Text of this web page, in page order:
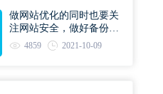
做网站优化的同时也要关
注网站安全，做好备份工
作 4859 2021-10-09